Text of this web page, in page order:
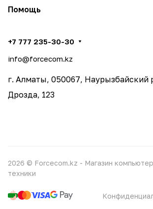
Помощь
+7 777 235-30-30
info@forcecom.kz
г. Алматы, 050067, Наурызбайский
Дрозда, 123
2026 © Forcecom.kz - Магазин
техники